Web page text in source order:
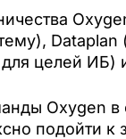
целей ИБ)
Oxygen
подойти